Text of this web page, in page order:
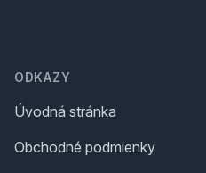
ODKAZY
Úvodná stránka
Obchodné podmienky